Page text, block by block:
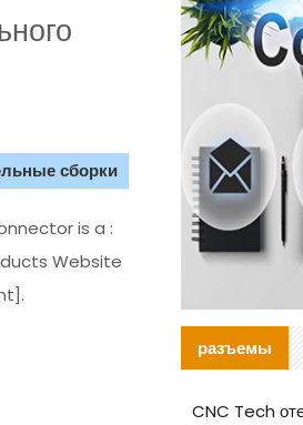
сборки
is a :
Website
разъемы